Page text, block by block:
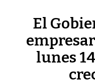
El
lunes